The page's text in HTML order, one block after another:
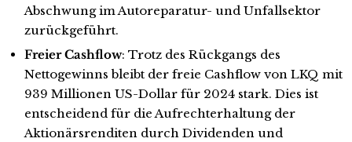
Abschwung im Autoreparatur- und Unfallsektor
zurückgeführt.
Freier Cashflow: Trotz des Rückgangs des
Nettogewinns bleibt der freie Cashflow von LKQ mit
939 Millionen US-Dollar für 2024 stark. Dies ist
entscheidend für die Aufrechterhaltung der
Aktionärsrenditen durch Dividenden und